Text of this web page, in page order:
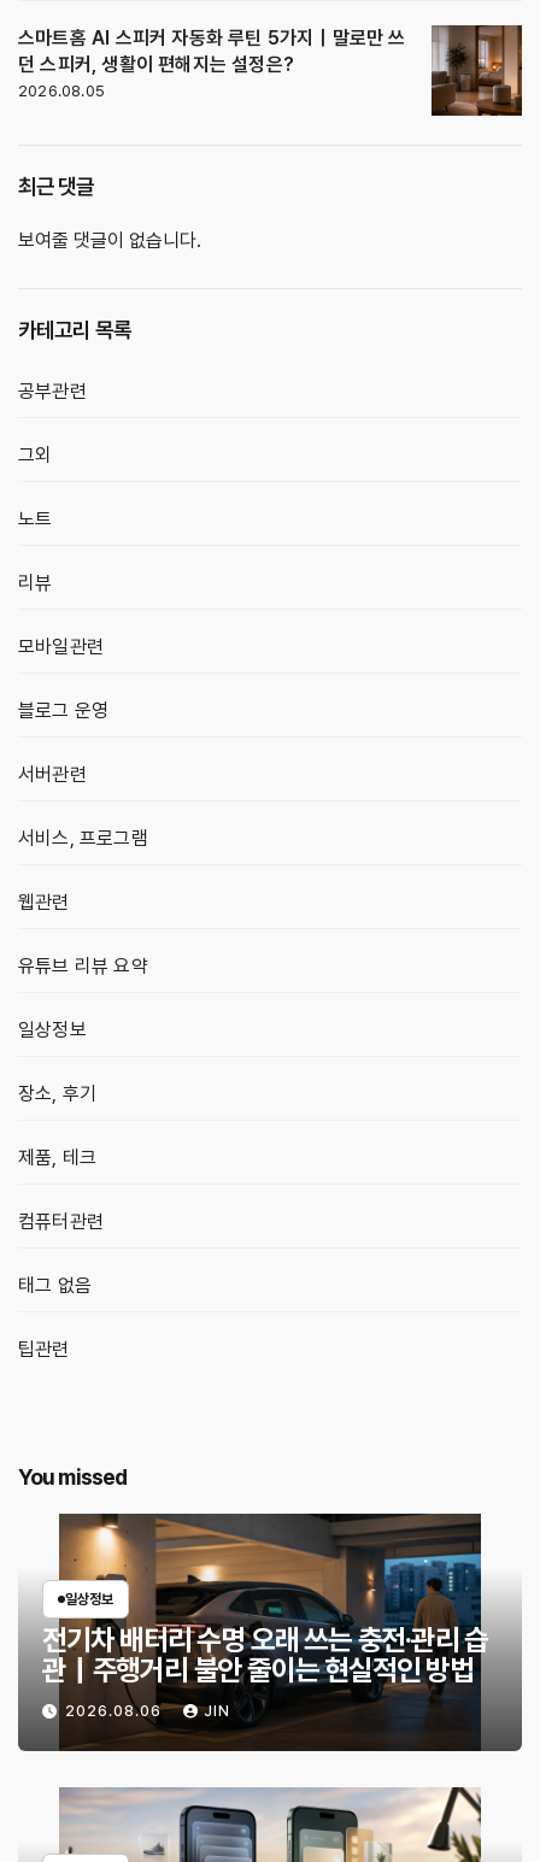
스마트홈 AI 스피커 자동화 루틴 5가지｜말로만 쓰
던 스피커, 생활이 편해지는 설정은?
2026.08.05
최근 댓글
보여줄 댓글이 없습니다.
카테고리 목록
공부관련
그외
노트
리뷰
모바일관련
블로그 운영
서버관련
서비스, 프로그램
웹관련
유튜브 리뷰 요약
일상정보
장소, 후기
제품, 테크
컴퓨터관련
태그 없음
팁관련
You missed
일상정보
전기차 배터리 수명 오래 쓰는 충전·관리 습
관｜주행거리 불안 줄이는 현실적인 방법
2026.08.06 JIN